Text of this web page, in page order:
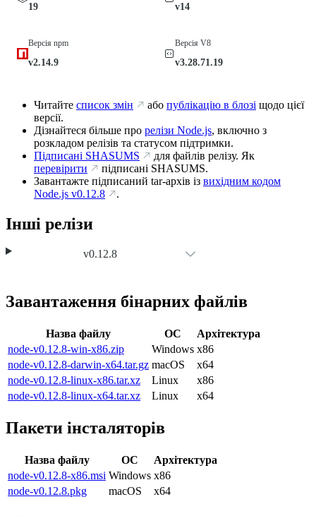
19 v14
Версія npm
v2.14.9
Версія V8
v3.28.71.19
Читайте список змін або публікацію в блозі щодо цієї
версії.
Дізнайтеся більше про релізи Node.js, включно з
розкладом релізів та статусом підтримки.
Підписані SHASUMS
для файлів релізу. Як
перевірити
підписані SHASUMS.
Завантажте підписаний tar-архів із вихідним кодом
Node.js v0.12.8 .
Інші релізи
v0.12.8
Завантаження бінарних файлів
Назва файлу ОС
Архітектура
node-v0.12.8-win-x86.zip
Windows x86
node-v0.12.8-darwin-x64.tar.gz macOS
x64
node-v0.12.8-linux-x86.tar.xz
Linux
x86
node-v0.12.8-linux-x64.tar.xz
Linux x64
Пакети інсталяторів
Назва файлу ОС
Архітектура
node-v0.12.8-x86.msi Windows x86
node-v0.12.8.pkg
macOS x64